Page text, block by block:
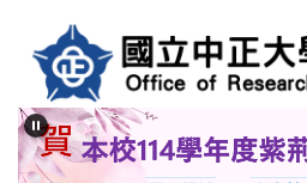
內
容
區